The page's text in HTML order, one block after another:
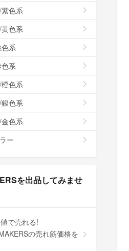
色系
色系
系
系
色系
色系
色系
ー
を出品してみませ
で売れる!
の売れ筋価格を